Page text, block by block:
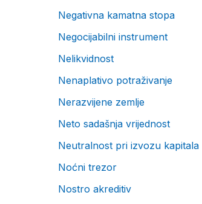
Negativna kamatna stopa
Negocijabilni instrument
Nelikvidnost
Nenaplativo potraživanje
Nerazvijene zemlje
Neto sadašnja vrijednost
Neutralnost pri izvozu kapitala
Noćni trezor
Nostro akreditiv